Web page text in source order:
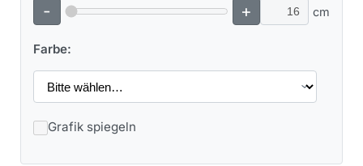
- + cm
Farbe:
Grafik spiegeln